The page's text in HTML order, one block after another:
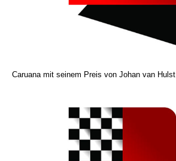
Caruana mit seinem Preis von Johan van Hulst